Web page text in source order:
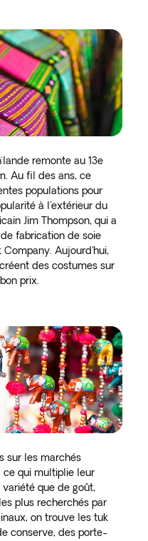
remonte au 13e
Au fil des ans, ce
populations pour
à l'extérieur du
Jim Thompson, qui a
fabrication de soie
Company. Aujourd'hui,
des costumes sur
prix.
sur les marchés
qui multiplie leur
que de goût,
plus recherchés par
on trouve les tuk
conserve, des porte-